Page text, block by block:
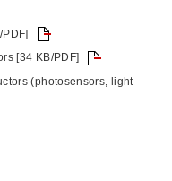
[34 KB/PDF]
(photosensors, light